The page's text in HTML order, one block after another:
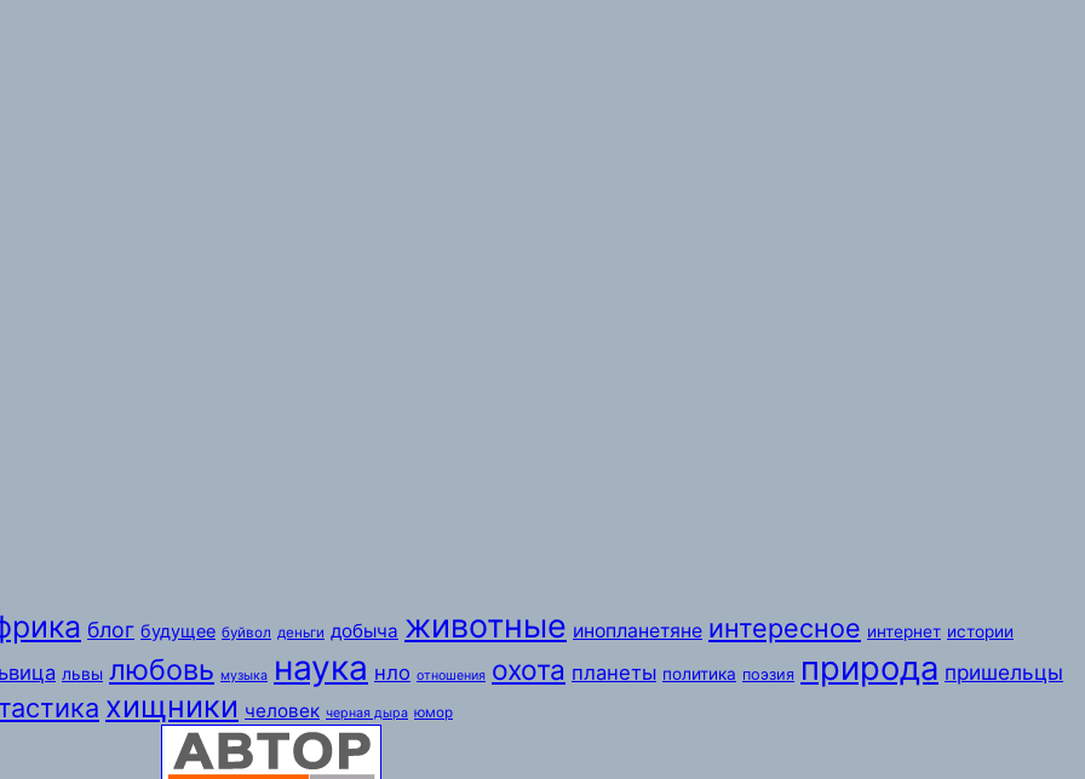
блог будущее буйвол деньги добыча животные инопланетяне интересное интернет истории
львы любовь музыка наука нло отношения охота планеты политика поэзия природа пришельцы
хищники человек черная дыра юмор